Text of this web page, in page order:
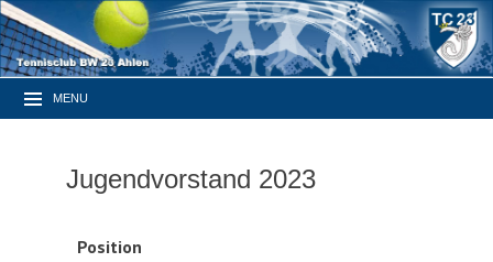
MENU
Jugendvorstand 2023
Position